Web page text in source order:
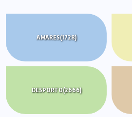
AMARES(1728)
DESPORTO(2666)